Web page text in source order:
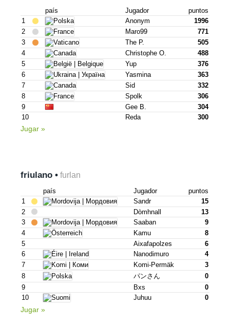
país Jugador
puntos
1
Anonym
1996
2
Maro99
771
3
The P.
505
4
Christophe O.
488
5
Yup
376
6
Yasmina
363
7
Sid
332
8
Spolk
306
9
Gee B.
304
10
Reda 300
Jugar »
friulano • furlan
país Jugador
puntos
1
Sandr
15
2
Dòmhnall
13
3
Saaban
9
4
Kamu
8
5
Aixafapolzes
6
6
Nanodimuro
4
7
Komi-Permäk
3
8
パンさん
0
9
Bxs
0
10
Juhuu 0
Jugar »